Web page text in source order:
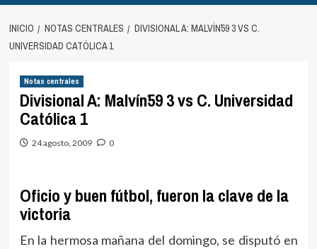
INICIO NOTAS CENTRALES
DIVISIONAL A: MALVÍN´59 3 VS C.
UNIVERSIDAD CATÓLICA 1
Notas centrales
Divisional A: Malvín´59 3 vs C. Universidad
Católica 1
24 agosto, 2009 0
Oficio y buen fútbol, fueron la clave de la
victoria
En la hermosa mañana del domingo, se disputó en